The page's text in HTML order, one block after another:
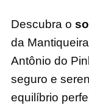
Descubra o
da
Antônio do
seguro e
equilíbrio